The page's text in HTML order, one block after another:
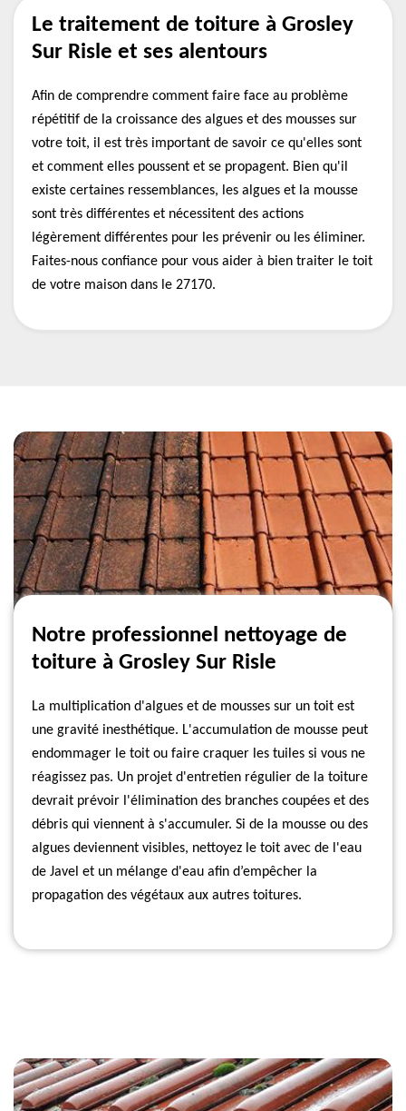
Le traitement de toiture à Grosley
Sur Risle et ses alentours
Afin de comprendre comment faire face au problème
répétitif de la croissance des algues et des mousses sur
votre toit, il est très important de savoir ce qu'elles sont
et comment elles poussent et se propagent. Bien qu'il
existe certaines ressemblances, les algues et la mousse
sont très différentes et nécessitent des actions
légèrement différentes pour les prévenir ou les éliminer.
Faites-nous confiance pour vous aider à bien traiter le toit
de votre maison dans le 27170.
Notre professionnel nettoyage de
toiture à Grosley Sur Risle
La multiplication d'algues et de mousses sur un toit est
une gravité inesthétique. L'accumulation de mousse peut
endommager le toit ou faire craquer les tuiles si vous ne
réagissez pas. Un projet d'entretien régulier de la toiture
devrait prévoir l'élimination des branches coupées et des
débris qui viennent à s'accumuler. Si de la mousse ou des
algues deviennent visibles, nettoyez le toit avec de l'eau
de Javel et un mélange d'eau afin d’empêcher la
propagation des végétaux aux autres toitures.